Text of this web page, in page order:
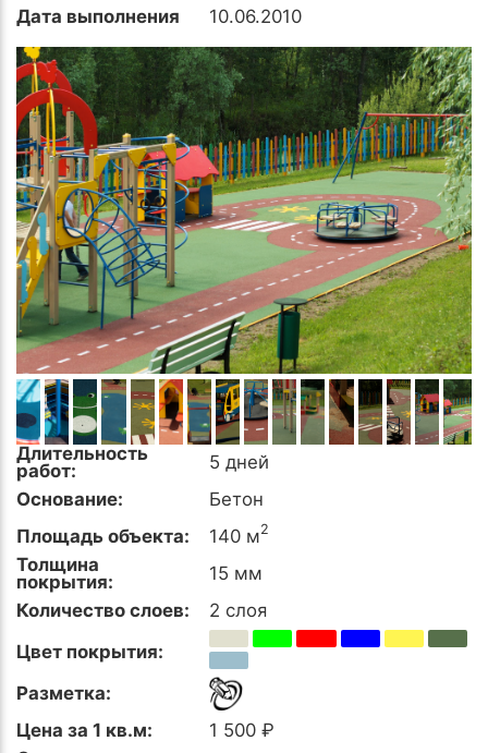
Дата выполнения
10.06.2010
Длительность
работ:
5 дней
Основание:
Бетон
Площадь объекта:
140 м2
Толщина
покрытия:
15 мм
Количество слоев:
2 слоя
Цвет покрытия:
Разметка:
Цена за 1 кв.м:
1 500 ₽